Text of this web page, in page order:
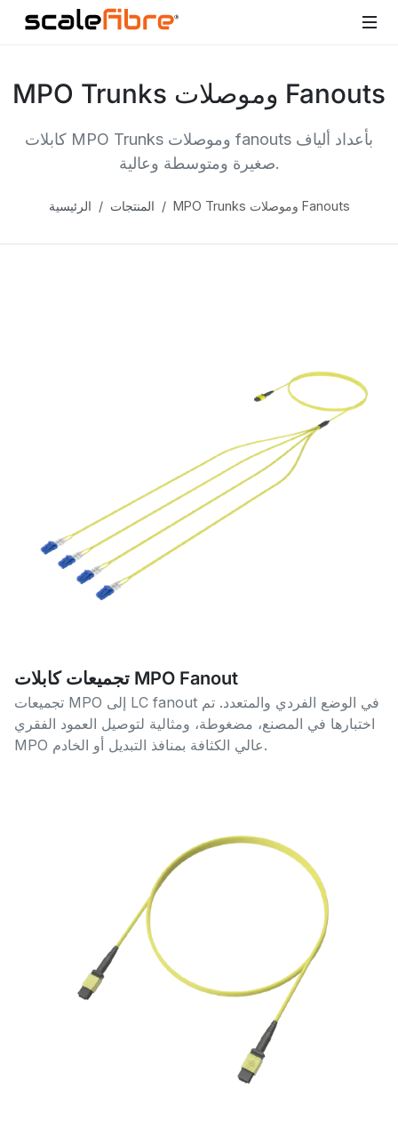
MPO Trunks وموصلات Fanouts
كابلات MPO Trunks وموصلات fanouts بأعداد ألياف
صغيرة ومتوسطة وعالية.
الرئيسية المنتجات MPO Trunks وموصلات Fanouts
تجميعات كابلات MPO Fanout
تجميعات MPO إلى LC fanout في الوضع الفردي والمتعدد. تم
اختبارها في المصنع، مضغوطة، ومثالية لتوصيل العمود الفقري
MPO عالي الكثافة بمنافذ التبديل أو الخادم.